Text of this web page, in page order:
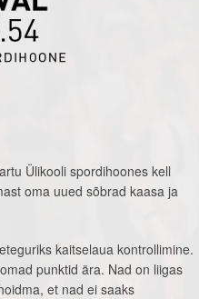
Ülikooli spordihoones kell
oma uued sõbrad kaasa ja
kaitselaua kontrollimine.
punktid ära. Nad on liigas
et nad ei saaks